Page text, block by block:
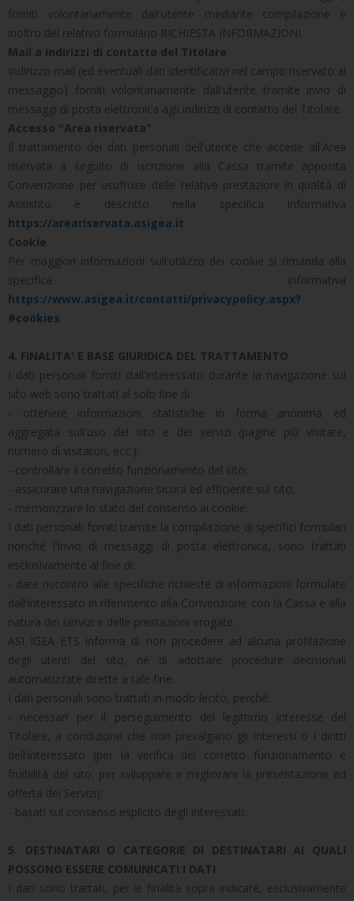
forniti volontariamente dall'utente mediante compilazione e
inoltro del relativo formulario RICHIESTA INFORMAZIONI.
Mail a indirizzi di contatto del Titolare
Indirizzo mail (ed eventuali dati identificativi nel campo riservato al
messaggio) forniti volontariamente dall'utente tramite invio di
messaggi di posta elettronica agli indirizzi di contatto del Titolare.
Accesso "Area riservata"
Il trattamento dei dati personali dell'utente che accede all'Area
riservata a seguito di iscrizione alla Cassa tramite apposita
Convenzione per usufruire delle relative prestazioni in qualità di
Assistito è descritto nella specifica Informativa
https://areariservata.asigea.it
Cookie
Per maggiori informazioni sull'utilizzo dei cookie si rimanda alla
specifica informativa
https://www.asigea.it/contatti/privacypolicy.aspx?
#cookies
4. FINALITA' E BASE GIURIDICA DEL TRATTAMENTO
I dati personali forniti dall'interessato durante la navigazione sul
sito web sono trattati al solo fine di:
- ottenere informazioni statistiche in forma anonima ed
aggregata sull'uso del sito e dei servizi (pagine più visitate,
numero di visitatori, ecc.);
- controllare il corretto funzionamento del sito;
- assicurare una navigazione sicura ed efficiente sul sito;
- memorizzare lo stato del consenso ai cookie.
I dati personali forniti tramite la compilazione di specifici formulari
nonché l'invio di messaggi di posta elettronica, sono trattati
esclusivamente al fine di:
- dare riscontro alle specifiche richieste di informazioni formulate
dall'interessato in riferimento alla Convenzione con la Cassa e alla
natura dei servizi e delle prestazioni erogate.
ASI IGEA ETS informa di non procedere ad alcuna profilazione
degli utenti del sito, né di adottare procedure decisionali
automatizzate dirette a tale fine.
I dati personali sono trattati in modo lecito, perché:
- necessari per il perseguimento del legittimo interesse del
Titolare, a condizione che non prevalgano gli interessi o i diritti
dell'interessato (per la verifica del corretto funzionamento e
fruibilità del sito, per sviluppare e migliorare la presentazione ed
offerta dei Servizi);
- basati sul consenso esplicito degli interessati.
5. DESTINATARI O CATEGORIE DI DESTINATARI AI QUALI
POSSONO ESSERE COMUNICATI I DATI
I dati sono trattati, per le finalità sopra indicate, esclusivamente